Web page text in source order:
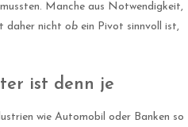
Manche aus Notwendigkeit,
daher nicht ob ein Pivot sinnvoll ist,
ist denn je
wie Automobil oder Banken so